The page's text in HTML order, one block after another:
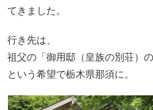
てきました。
行き先は、
祖父の「御用邸（皇族の別荘）
という希望で栃木県那須に。